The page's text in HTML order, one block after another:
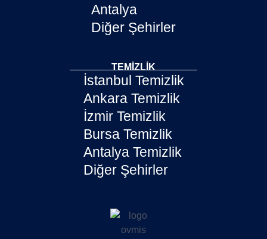
Antalya
Diğer Şehirler
TEMIZLIK
İstanbul Temizlik
Ankara Temizlik
İzmir Temizlik
Bursa Temizlik
Antalya Temizlik
Diğer Şehirler